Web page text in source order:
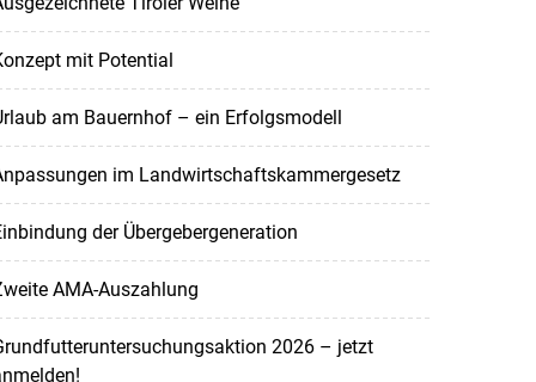
mit Potential
am Bauernhof – ein Erfolgsmodell
im Landwirtschaftskammergesetz
der Übergebergeneration
AMA-Auszahlung
2026 – jetzt